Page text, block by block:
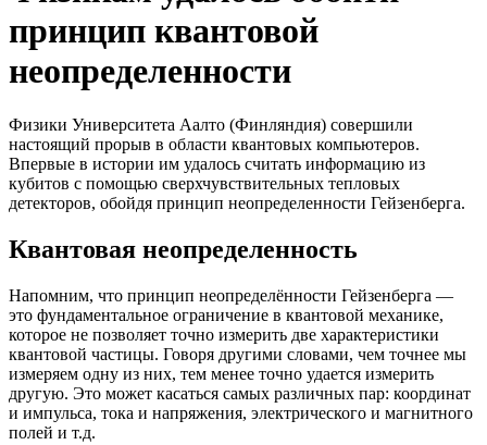
принцип квантовой
неопределенности
Физики Университета Аалто (Финляндия) совершили
настоящий прорыв в области квантовых компьютеров.
Впервые в истории им удалось считать информацию из
кубитов с помощью сверхчувствительных тепловых
детекторов, обойдя принцип неопределенности Гейзенберга.
Квантовая неопределенность
Напомним, что принцип неопределённости Гейзенберга —
это фундаментальное ограничение в квантовой механике,
которое не позволяет точно измерить две характеристики
квантовой частицы. Говоря другими словами, чем точнее мы
измеряем одну из них, тем менее точно удается измерить
другую. Это может касаться самых различных пар: координат
и импульса, тока и напряжения, электрического и магнитного
полей и т.д.